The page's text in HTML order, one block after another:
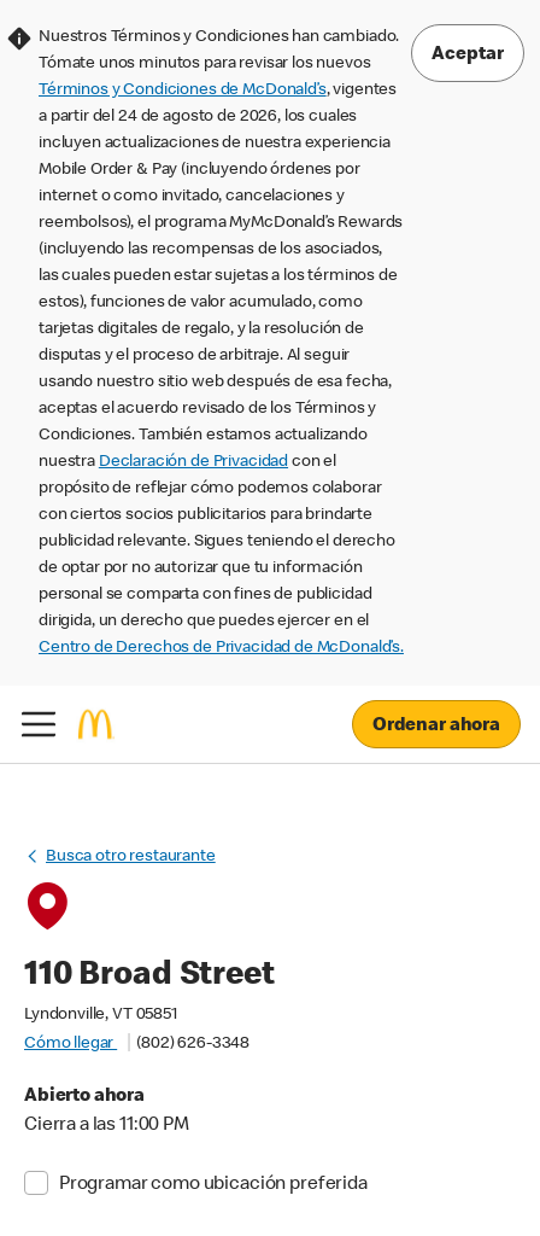
Nuestros Términos y Condiciones han cambiado.
Tómate unos minutos para revisar los nuevos
Términos y Condiciones de McDonald’s, vigentes
a partir del 24 de agosto de 2026, los cuales
incluyen actualizaciones de nuestra experiencia
Mobile Order & Pay (incluyendo órdenes por
internet o como invitado, cancelaciones y
reembolsos), el programa MyMcDonald’s Rewards
(incluyendo las recompensas de los asociados,
las cuales pueden estar sujetas a los términos de
estos), funciones de valor acumulado, como
tarjetas digitales de regalo, y la resolución de
disputas y el proceso de arbitraje. Al seguir
usando nuestro sitio web después de esa fecha,
aceptas el acuerdo revisado de los Términos y
Condiciones. También estamos actualizando
nuestra Declaración de Privacidad con el
propósito de reflejar cómo podemos colaborar
con ciertos socios publicitarios para brindarte
publicidad relevante. Sigues teniendo el derecho
de optar por no autorizar que tu información
personal se comparta con fines de publicidad
dirigida, un derecho que puedes ejercer en el
Centro de Derechos de Privacidad de McDonald’s.
Aceptar
Ordenar ahora
Busca otro restaurante
110 Broad Street
Lyndonville, VT 05851
Cómo llegar
(802) 626-3348
Abierto ahora
Cierra a las 11:00 PM
Programar como ubicación preferida